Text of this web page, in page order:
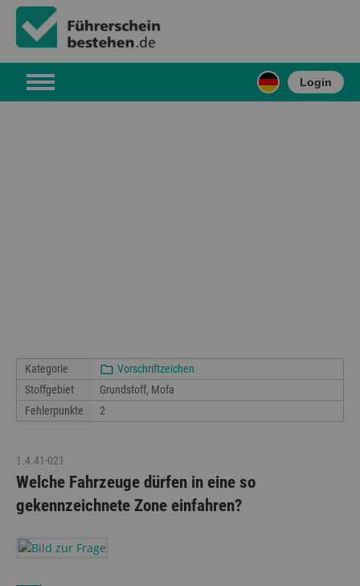
Login
Kategorie
Vorschriftzeichen
Stoffgebiet
Grundstoff, Mofa
Fehlerpunkte
2
1.4.41-021
Welche Fahrzeuge dürfen in eine so
gekennzeichnete Zone einfahren?